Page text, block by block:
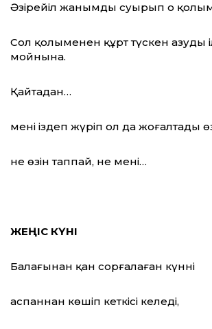
Әзірейіл жанымды суырып оң
Сол қолыменен құрт түскен азуды
мойнына.
Қайтадан…
мені іздеп жүріп ол да жоғалтады
не өзін таппай, не мені…
ЖЕҢІС КҮНІ
Балағынан қан сорғалаған күннің
аспаннан көшіп кеткісі келеді,